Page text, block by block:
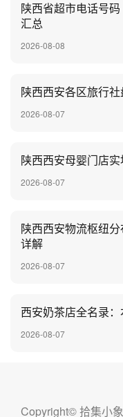
陕西省超市电话号
汇总
2026-08-08
陕西西安各区旅行
2026-08-07
陕西西安母婴门店
2026-08-07
陕西西安物流枢纽
详解
2026-08-07
西安奶茶店全名录
2026-08-07
Copyright© 拾集小